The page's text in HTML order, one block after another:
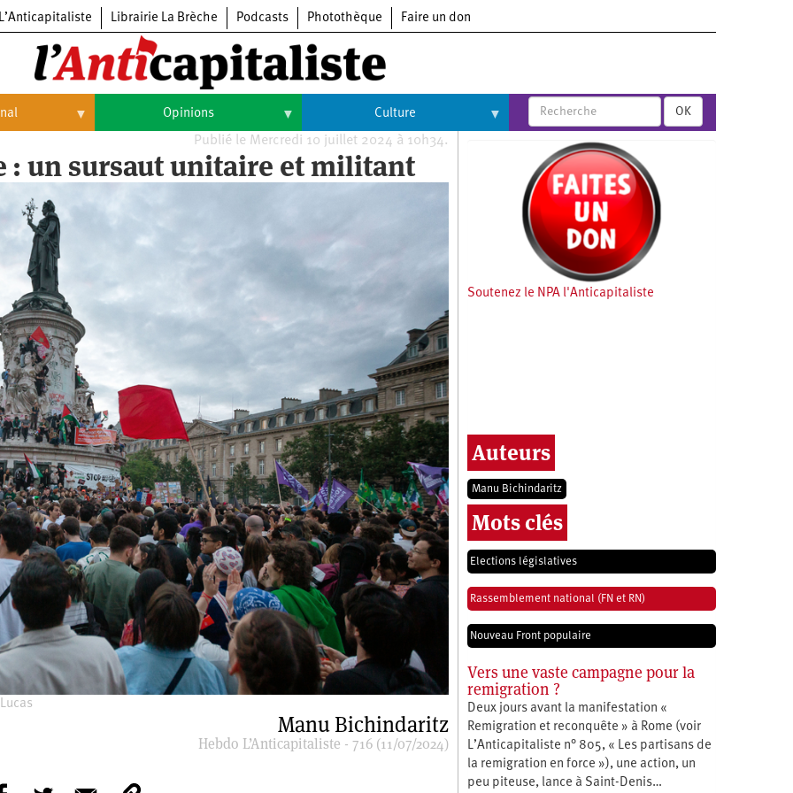
L’Anticapitaliste Librairie La Brèche Podcasts Photothèque Faire un don
Opinions Culture
Culture
OK
Publié le Mercredi 10 juillet 2024 à 10h34.
: un sursaut unitaire et militant
Manu Bichindaritz
Hebdo L’Anticapitaliste - 716 (11/07/2024)
Soutenez le NPA l'Anticapitaliste
Auteurs
Manu Bichindaritz
Mots clés
Elections législatives
Rassemblement national (FN et RN)
Nouveau Front populaire
Vers une vaste campagne pour la
remigration ?
Deux jours avant la manifestation «
Remigration et reconquête » à Rome (voir
L’Anticapitaliste n° 805, « Les partisans de
la remigration en force »), une action, un
peu piteuse, lance à Saint-Denis…